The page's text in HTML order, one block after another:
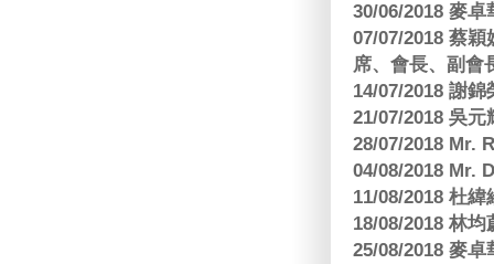
30/06/2018 麥
07/07/2018 蔡
席、會長、副會
14/07/2018 謝
21/07/2018 吳元
28/07/2018 Mr.
04/08/2018 Mr.
11/08/2018 杜
18/08/2018 林
25/08/2018 麥